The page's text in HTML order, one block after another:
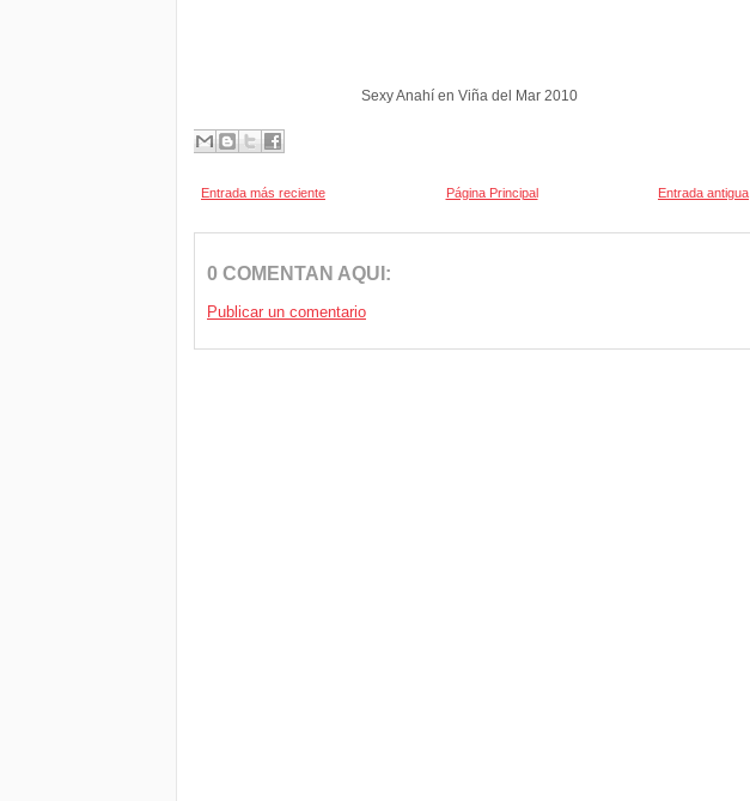
Sexy Anahí en Viña del Mar 2010
Entrada más reciente Entrada antigua
Página Principal
0 COMENTAN AQUI:
Publicar un comentario